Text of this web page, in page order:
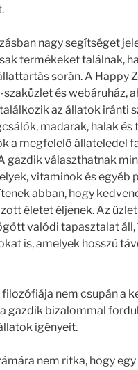
nagy segítséget
termékeket találnak,
során. A Happy
és webáruház,
az állatok iránti
madarak, halak
a megfelelő állateledel
gazdik választhatnak
vitaminok és egyéb
abban, hogy
életet éljenek. Az
valódi tapasztalat áll,
is, amelyek hosszú
nem csupán a
gazdik bizalommal
igényeit.
nem ritka, hogy